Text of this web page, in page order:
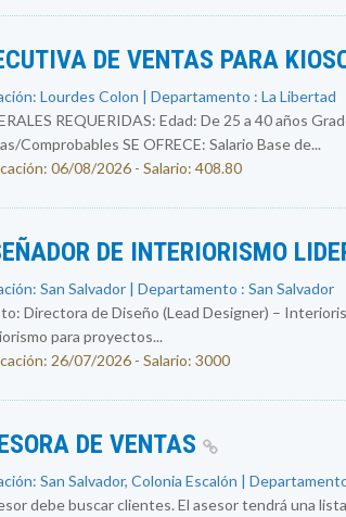
DE VENTAS PARA
Lourdes Colon | Departamento : La Libertad
REQUERIDAS: Edad: De 25 a 40 años
Comprobables SE OFRECE: Salario Base de...
06/08/2026 - Salario: 408.80
DE INTERIORISMO
San Salvador | Departamento : San Salvador
Directora de Diseño (Lead Designer) –
para proyectos...
26/07/2026 - Salario: 3000
DE VENTAS
San Salvador, Colonia Escalón |
debe buscar clientes. El asesor tendrá una